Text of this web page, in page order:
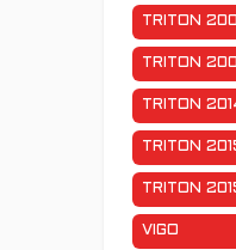
TRITON
TRITON
TRITON
TRITON
TRITON
VIGO